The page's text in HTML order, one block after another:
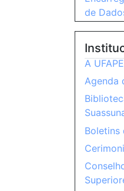
de
A UFAPE
Agenda
Boletins